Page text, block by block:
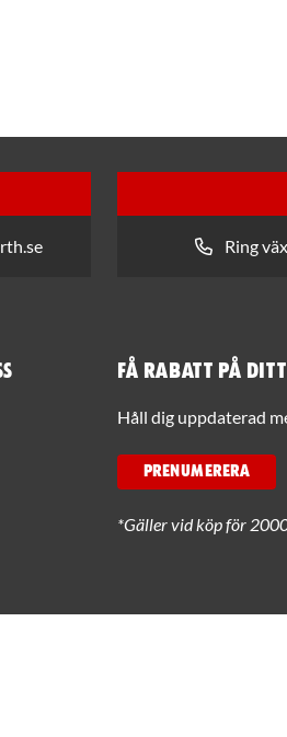
Ring
Få rabatt på
Håll dig uppdaterad
PRENUMERERA
*Gäller vid köp för